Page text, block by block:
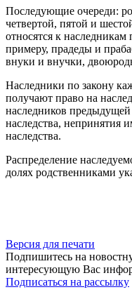
Последующие очереди:
четвертой, пятой и
относятся к
примеру, прадеды и
внуки и внучки,
Наследники по закону
получают право на
наследников
наследства, непринятия
наследства.
Распределение
долях родственниками
Версия для печати
Подпишитесь на
интересующую Вас
Подписаться на рассылку